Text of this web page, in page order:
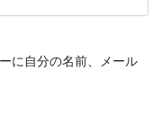
に自分の名前、メール